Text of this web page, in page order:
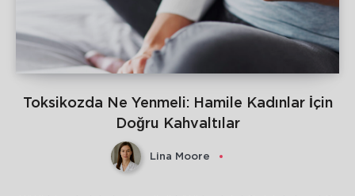
Toksikozda Ne Yenmeli: Hamile Kadınlar İçin
Doğru Kahvaltılar
Lina Moore